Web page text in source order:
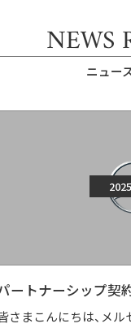
NEWS
ニュー
ートナーシップ契
さまこんにちは、メ